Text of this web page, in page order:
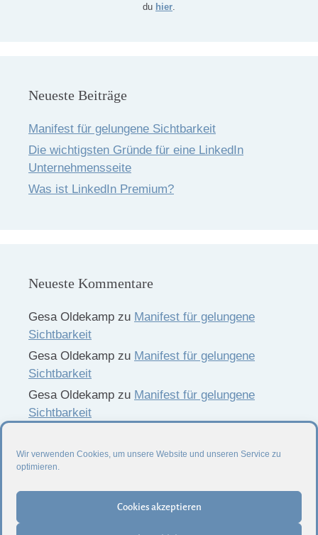
Wir verwenden Cookies, um unsere Website und unseren Service zu
optimieren.
Cookies akzeptieren
du hier.
Neueste Beiträge
Manifest für gelungene Sichtbarkeit
Die wichtigsten Gründe für eine LinkedIn
Unternehmensseite
Was ist LinkedIn Premium?
Neueste Kommentare
Gesa Oldekamp zu Manifest für gelungene
Sichtbarkeit
Gesa Oldekamp zu Manifest für gelungene
Sichtbarkeit
Gesa Oldekamp zu Manifest für gelungene
Sichtbarkeit
Sichtbarkeit